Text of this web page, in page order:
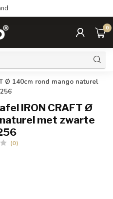
0
Ø 140cm rond mango naturel
IRON CRAFT Ø
met zwarte
(0)